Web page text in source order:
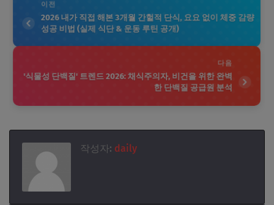
이전
2026 내가 직접 해본 3개월 간헐적 단식, 요요 없이 체중 감량
성공 비법 (실제 식단 & 운동 루틴 공개)
다음
'식물성 단백질' 트렌드 2026: 채식주의자, 비건을 위한 완벽
한 단백질 공급원 분석
작성자: daily